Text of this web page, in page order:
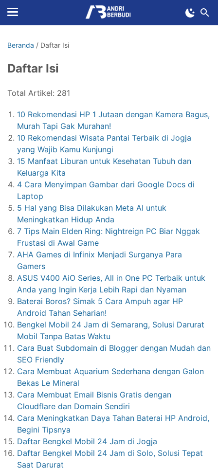
Beranda / Daftar Isi
Daftar Isi
Total Artikel: 281
10 Rekomendasi HP 1 Jutaan dengan Kamera Bagus,
Murah Tapi Gak Murahan!
10 Rekomendasi Wisata Pantai Terbaik di Jogja
yang Wajib Kamu Kunjungi
15 Manfaat Liburan untuk Kesehatan Tubuh dan
Keluarga Kita
4 Cara Menyimpan Gambar dari Google Docs di
Laptop
5 Hal yang Bisa Dilakukan Meta AI untuk
Meningkatkan Hidup Anda
7 Tips Main Elden Ring: Nightreign PC Biar Nggak
Frustasi di Awal Game
AHA Games di Infinix Menjadi Surganya Para
Gamers
ASUS V400 AiO Series, All in One PC Terbaik untuk
Anda yang Ingin Kerja Lebih Rapi dan Nyaman
Baterai Boros? Simak 5 Cara Ampuh agar HP
Android Tahan Seharian!
Bengkel Mobil 24 Jam di Semarang, Solusi Darurat
Mobil Tanpa Batas Waktu
Cara Buat Subdomain di Blogger dengan Mudah dan
SEO Friendly
Cara Membuat Aquarium Sederhana dengan Galon
Bekas Le Mineral
Cara Membuat Email Bisnis Gratis dengan
Cloudflare dan Domain Sendiri
Cara Meningkatkan Daya Tahan Baterai HP Android,
Begini Tipsnya
Daftar Bengkel Mobil 24 Jam di Jogja
Daftar Bengkel Mobil 24 Jam di Solo, Solusi Tepat
Saat Darurat